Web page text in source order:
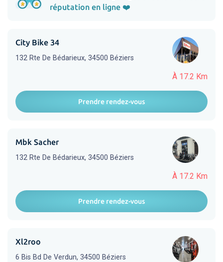
réputation en ligne ❤️
À 17.2 Km
City Bike 34
132 Rte De Bédarieux, 34500 Béziers
Prendre rendez-vous
À 17.2 Km
Mbk Sacher
132 Rte De Bédarieux, 34500 Béziers
Prendre rendez-vous
Xl2roo
6 Bis Bd De Verdun, 34500 Béziers